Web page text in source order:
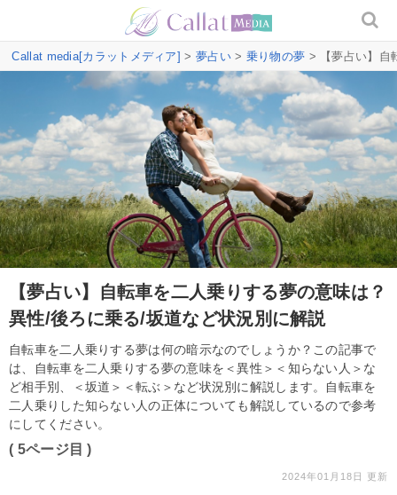
Callat media[カラットメディア] > 夢占い> 乗り物の夢 > 【夢占い】自
【夢占い】自転車を二人乗りする夢の意味は？
異性/後ろに乗る/坂道など状況別に解説
自転車を二人乗りする夢は何の暗示なのでしょうか？この記事で
は、自転車を二人乗りする夢の意味を＜異性＞＜知らない人＞な
ど相手別、＜坂道＞＜転ぶ＞など状況別に解説します。自転車を
二人乗りした知らない人の正体についても解説しているので参考
にしてください。
( 5ページ目 )
2024年01月18日 更新